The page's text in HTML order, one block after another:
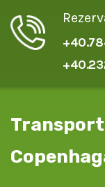
Transport